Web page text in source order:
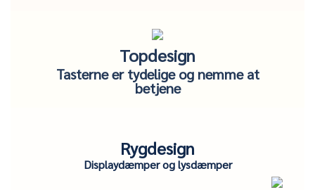
Topdesign
Tasterne er tydelige og nemme at
betjene
Rygdesign
Displaydæmper og lysdæmper